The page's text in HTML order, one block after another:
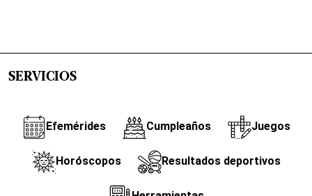
SERVICIOS
Efemérides Cumpleaños Juegos
Horóscopos Resultados deportivos